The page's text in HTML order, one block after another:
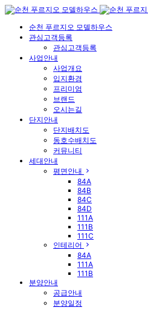
순천 푸르지오 모델하우스
관심고객등록
관심고객등록
사업안내
사업개요
입지환경
프리미엄
브랜드
오시는길
단지안내
단지배치도
동호수배치도
커뮤니티
세대안내
평면안내
84A
84B
84C
84D
111A
111B
111C
인테리어
84A
111A
111B
분양안내
공급안내
분양일정